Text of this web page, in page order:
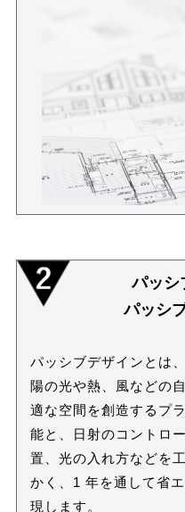
パッシ
パッシ
パッシブデザインとは
陽の光や熱、風などの
適な空間を創造するプ
能と、日射のコントロ
置、光の入れ方などを
かく、1 年を通して省
現します。